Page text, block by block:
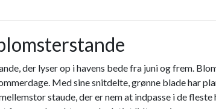
der lyser op i havens bede fra juni og frem.
Med sine snitdelte, grønne blade har
staude, der er nem at indpasse i de fleste